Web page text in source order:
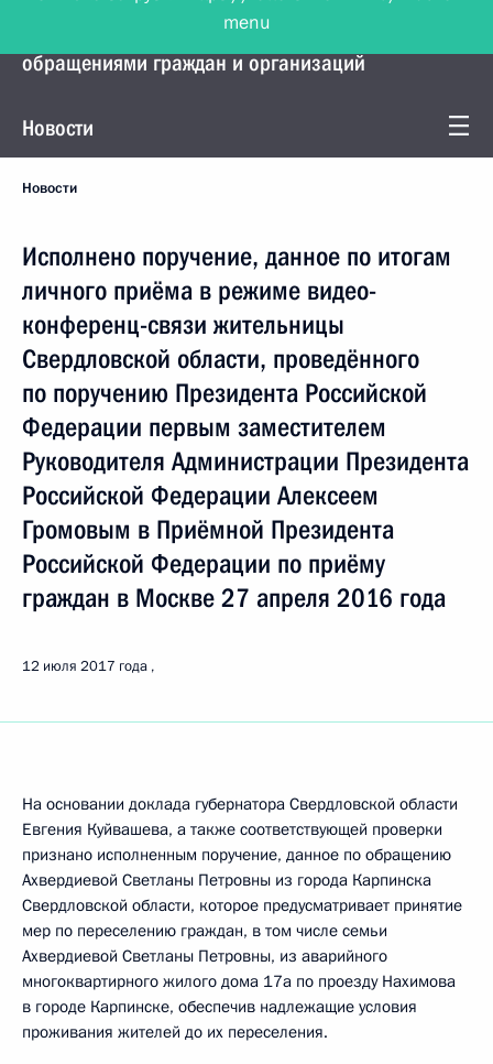
Управление Президента по работе с
обращениями граждан и организаций
Новости
Новости
Исполнено поручение, данное по итогам
личного приёма в режиме видео-
конференц-связи жительницы
Свердловской области, проведённого
по поручению Президента Российской
Федерации первым заместителем
Руководителя Администрации Президента
Российской Федерации Алексеем
Громовым в Приёмной Президента
Российской Федерации по приёму
граждан в Москве 27 апреля 2016 года
12 июля 2017 года
На основании доклада губернатора Свердловской области
Евгения Куйвашева, а также соответствующей проверки
признано исполненным поручение, данное по обращению
Ахвердиевой Светланы Петровны из города Карпинска
Свердловской области, которое предусматривает принятие
мер по переселению граждан, в том числе семьи
Ахвердиевой Светланы Петровны, из аварийного
многоквартирного жилого дома 17а по проезду Нахимова
в городе Карпинске, обеспечив надлежащие условия
проживания жителей до их переселения.
menu